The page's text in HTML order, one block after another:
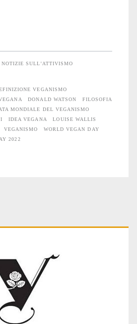
NOTIZIE SULL'ATTIVISMO
VEGANISMO
DONALD WATSON
FILOSOFIA
MONDIALE DEL VEGANISMO
IDEA VEGANA
LOUISE WALLIS
VEGANISMO
WORLD VEGAN DAY
2022